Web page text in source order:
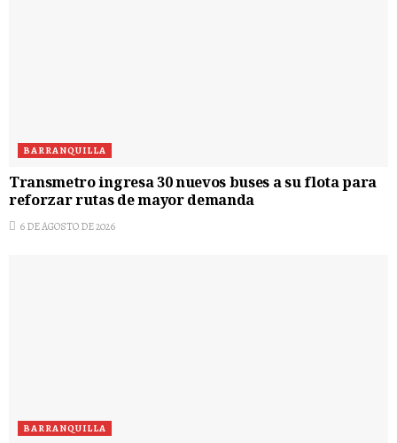
BARRANQUILLA
Transmetro ingresa 30 nuevos buses a su flota para
reforzar rutas de mayor demanda
6 DE AGOSTO DE 2026
BARRANQUILLA